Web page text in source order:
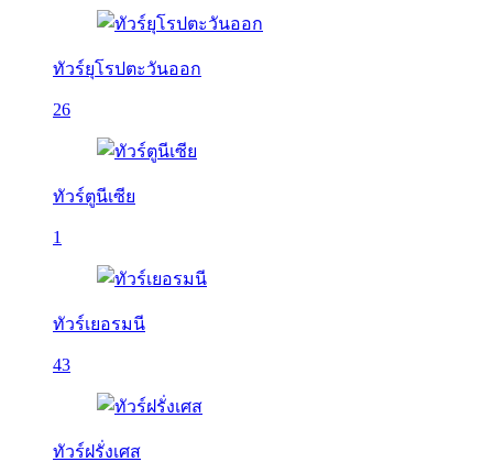
ทัวร์ยุโรปตะวันออก
26
ทัวร์ตูนีเซีย
1
ทัวร์เยอรมนี
43
ทัวร์ฝรั่งเศส